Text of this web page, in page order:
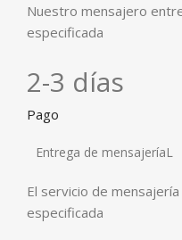
Nuestro mensajero
especificada
2-3 días
Pago
Entrega de mensajeríaL
El servicio de
especificada